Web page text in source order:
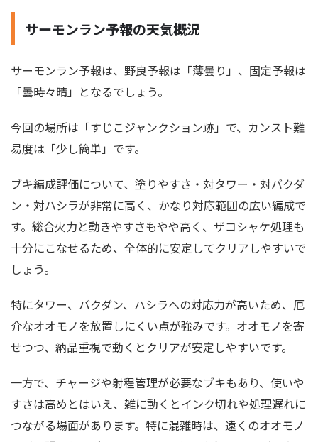
サーモンラン予報の天気概況
サーモンラン予報は、野良予報は「薄曇り」、固定予報は
「曇時々晴」となるでしょう。
今回の場所は「すじこジャンクション跡」で、カンスト難
易度は「少し簡単」です。
ブキ編成評価について、塗りやすさ・対タワー・対バクダ
ン・対ハシラが非常に高く、かなり対応範囲の広い編成で
す。総合火力と動きやすさもやや高く、ザコシャケ処理も
十分にこなせるため、全体的に安定してクリアしやすいで
しょう。
特にタワー、バクダン、ハシラへの対応力が高いため、厄
介なオオモノを放置しにくい点が強みです。オオモノを寄
せつつ、納品重視で動くとクリアが安定しやすいです。
一方で、チャージや射程管理が必要なブキもあり、使いや
すさは高めとはいえ、雑に動くとインク切れや処理遅れに
つながる場面があります。特に混雑時は、遠くのオオモノ